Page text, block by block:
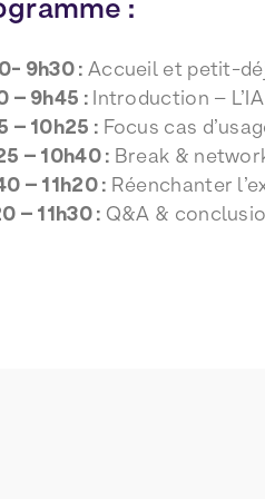
:
9h30 : Accueil et petit-
– 9h45 :Introduction –
– 10h25 : Focus cas
– 10h40 : Break &
– 11h20 : Réenchanter
– 11h30 : Q&A &